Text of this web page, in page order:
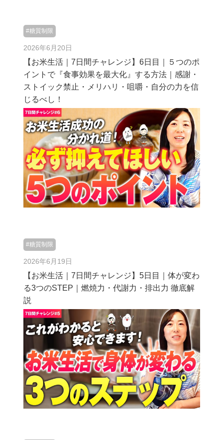
#糖質制限
2026年6月20日
【お米生活｜7日間チャレンジ】6日目｜５つのポ
イントで『食事効果を最大化』する方法｜感謝・
ストイック禁止・メリハリ・咀嚼・自分の力を信
じるべし！
#糖質制限
2026年6月19日
【お米生活｜7日間チャレンジ】5日目｜体が変わ
る3つのSTEP｜燃焼力・代謝力・排出力 徹底解
説